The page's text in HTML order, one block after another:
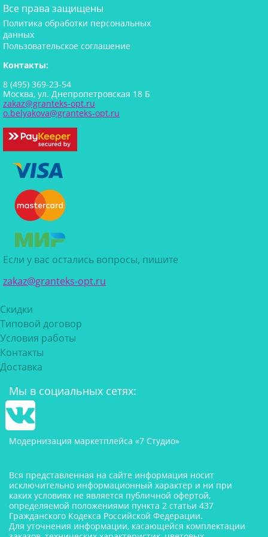
Все права защищены
Политика обработки персональных
данных
Пользовательское соглашение
Контакты:
8 (495) 369-23-54
Москва, ул. Днепропетровская 18 Б
zakaz@granteks-opt.ru
o.belyakova@granteks-opt.ru
Если у вас остались вопросы, пишите
zakaz@granteks-opt.ru
Скидки
Типовой договор
Условия работы
Контакты
Доставка
Мы в социальных сетях:
Модернизация маркетплейса «7 Студио»
Вся представленная на сайте информация носит
исключительно информационный характер и ни при
каких условиях не является публичной офертой,
определяемой положениями пункта 2 статьи 437
Гражданского Кодекса Российской Федерации.
Для уточнения информации, касающейся комплектации